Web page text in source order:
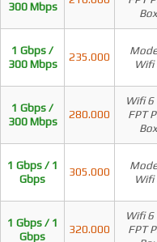
300 Mbps
Box
1 Gbps /
300 Mbps
235.000
Wifi
1 Gbps /
300 Mbps
280.000
Wifi 6
FPT
Box
1 Gbps / 1
Gbps
305.000
Wifi
1 Gbps / 1
Gbps
320.000
Wifi 6
FPT